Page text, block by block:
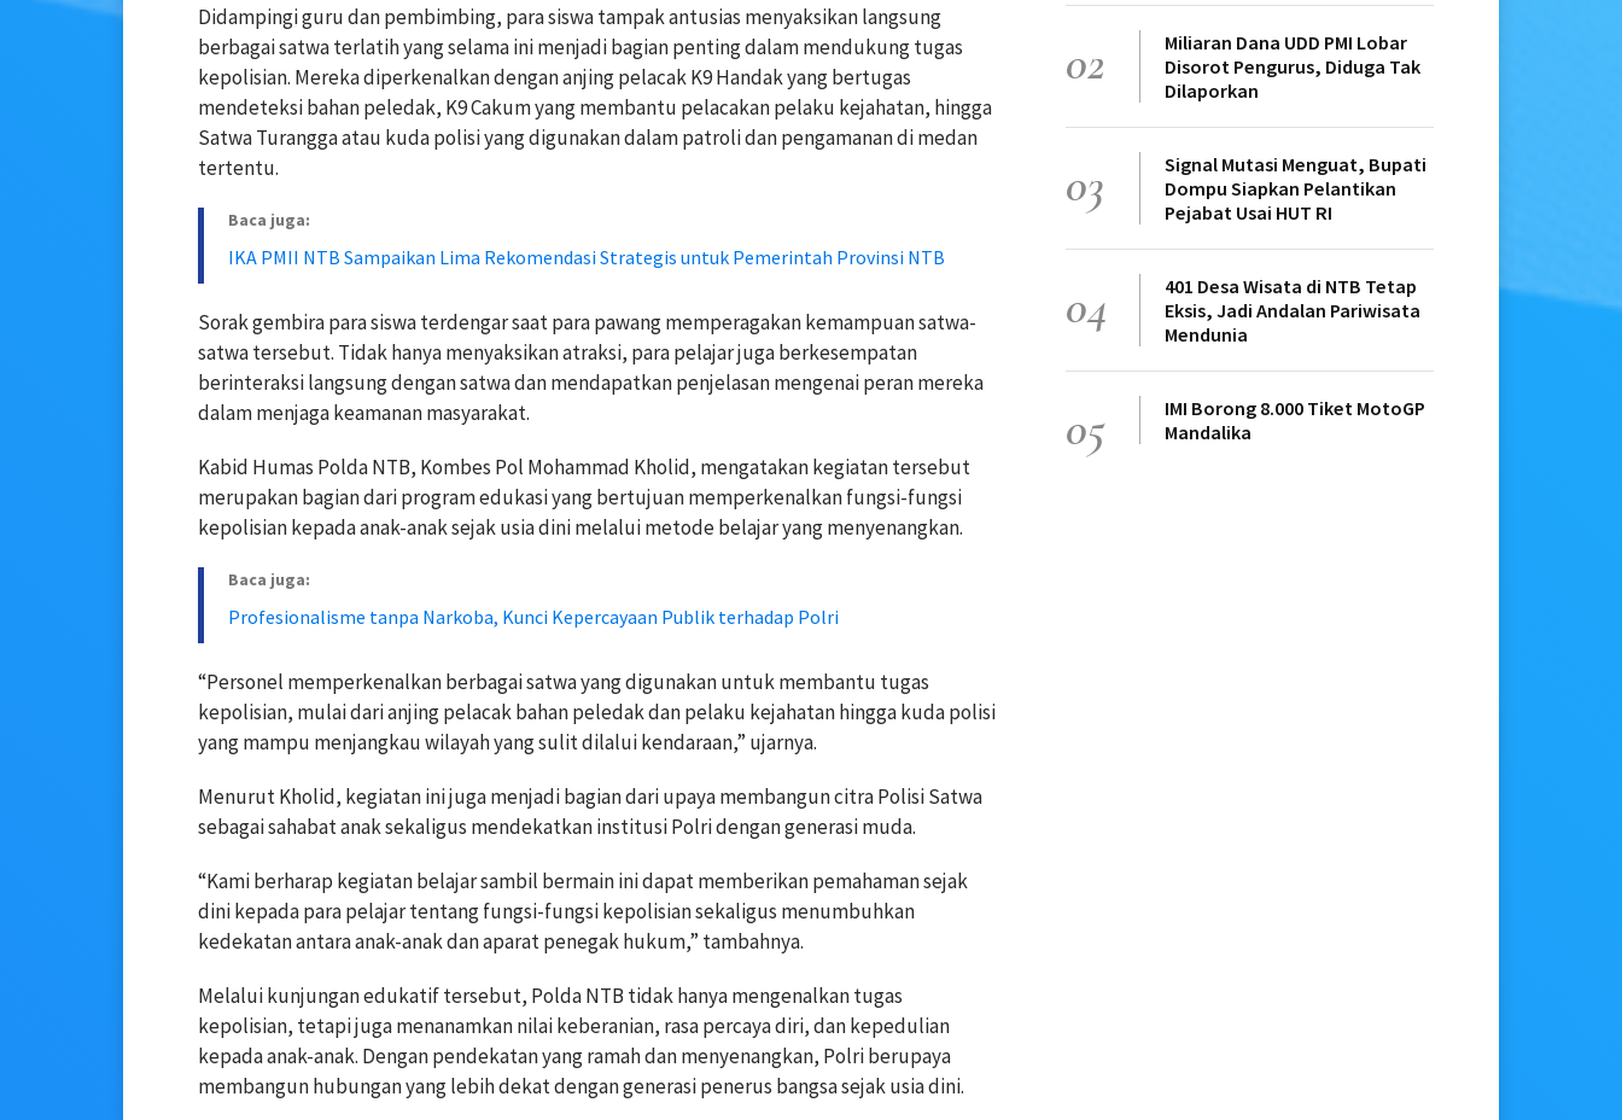
Didampingi guru dan pembimbing, para siswa tampak antusias menyaksikan langsung
berbagai satwa terlatih yang selama ini menjadi bagian penting dalam mendukung tugas
kepolisian. Mereka diperkenalkan dengan anjing pelacak K9 Handak yang bertugas
mendeteksi bahan peledak, K9 Cakum yang membantu pelacakan pelaku kejahatan, hingga
Satwa Turangga atau kuda polisi yang digunakan dalam patroli dan pengamanan di medan
tertentu.
Baca juga:
IKA PMII NTB Sampaikan Lima Rekomendasi Strategis untuk Pemerintah Provinsi NTB
Sorak gembira para siswa terdengar saat para pawang memperagakan kemampuan satwa-
satwa tersebut. Tidak hanya menyaksikan atraksi, para pelajar juga berkesempatan
berinteraksi langsung dengan satwa dan mendapatkan penjelasan mengenai peran mereka
dalam menjaga keamanan masyarakat.
Kabid Humas Polda NTB, Kombes Pol Mohammad Kholid, mengatakan kegiatan tersebut
merupakan bagian dari program edukasi yang bertujuan memperkenalkan fungsi-fungsi
kepolisian kepada anak-anak sejak usia dini melalui metode belajar yang menyenangkan.
Baca juga:
Profesionalisme tanpa Narkoba, Kunci Kepercayaan Publik terhadap Polri
“Personel memperkenalkan berbagai satwa yang digunakan untuk membantu tugas
kepolisian, mulai dari anjing pelacak bahan peledak dan pelaku kejahatan hingga kuda polisi
yang mampu menjangkau wilayah yang sulit dilalui kendaraan,” ujarnya.
Menurut Kholid, kegiatan ini juga menjadi bagian dari upaya membangun citra Polisi Satwa
sebagai sahabat anak sekaligus mendekatkan institusi Polri dengan generasi muda.
“Kami berharap kegiatan belajar sambil bermain ini dapat memberikan pemahaman sejak
dini kepada para pelajar tentang fungsi-fungsi kepolisian sekaligus menumbuhkan
kedekatan antara anak-anak dan aparat penegak hukum,” tambahnya.
Melalui kunjungan edukatif tersebut, Polda NTB tidak hanya mengenalkan tugas
kepolisian, tetapi juga menanamkan nilai keberanian, rasa percaya diri, dan kepedulian
kepada anak-anak. Dengan pendekatan yang ramah dan menyenangkan, Polri berupaya
membangun hubungan yang lebih dekat dengan generasi penerus bangsa sejak usia dini.
02
Miliaran Dana UDD PMI Lobar
Disorot Pengurus, Diduga Tak
Dilaporkan
03
Signal Mutasi Menguat, Bupati
Dompu Siapkan Pelantikan
Pejabat Usai HUT RI
04
401 Desa Wisata di NTB Tetap
Eksis, Jadi Andalan Pariwisata
Mendunia
05
IMI Borong 8.000 Tiket MotoGP
Mandalika